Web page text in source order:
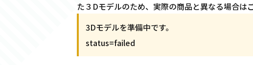
た３Dモデルのため、実際の商品と異なる場合は
3Dモデルを準備中です。
status=failed